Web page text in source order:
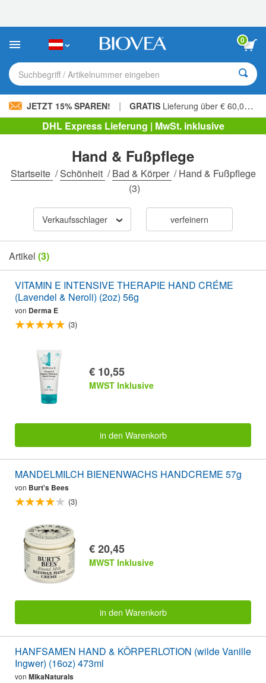
Sie:
Website
ein
Barrierefreiheitssystem.
0
Suchbegriff / Artikelnummer eingeben
JETZT 15% SPAREN! | GRATIS Lieferung über € 60,00 »
DHL Express Lieferung | MwSt. inklusive
Hand & Fußpflege
Startseite /Schönheit /Bad & Körper /Hand & Fußpflege
(3)
Verkaufsschlager verfeinern
Artikel (3)
VITAMIN E INTENSIVE THERAPIE HAND CRÉME
(Lavendel & Neroli) (2oz) 56g
von Derma E
(3)
€ 10,55
MWST Inklusive
in den Warenkorb
MANDELMILCH BIENENWACHS HANDCREME 57g
von Burt's Bees
(3)
€ 20,45
MWST Inklusive
in den Warenkorb
HANFSAMEN HAND & KÖRPERLOTION (wilde Vanille
Ingwer) (16oz) 473ml
von MikaNaturals